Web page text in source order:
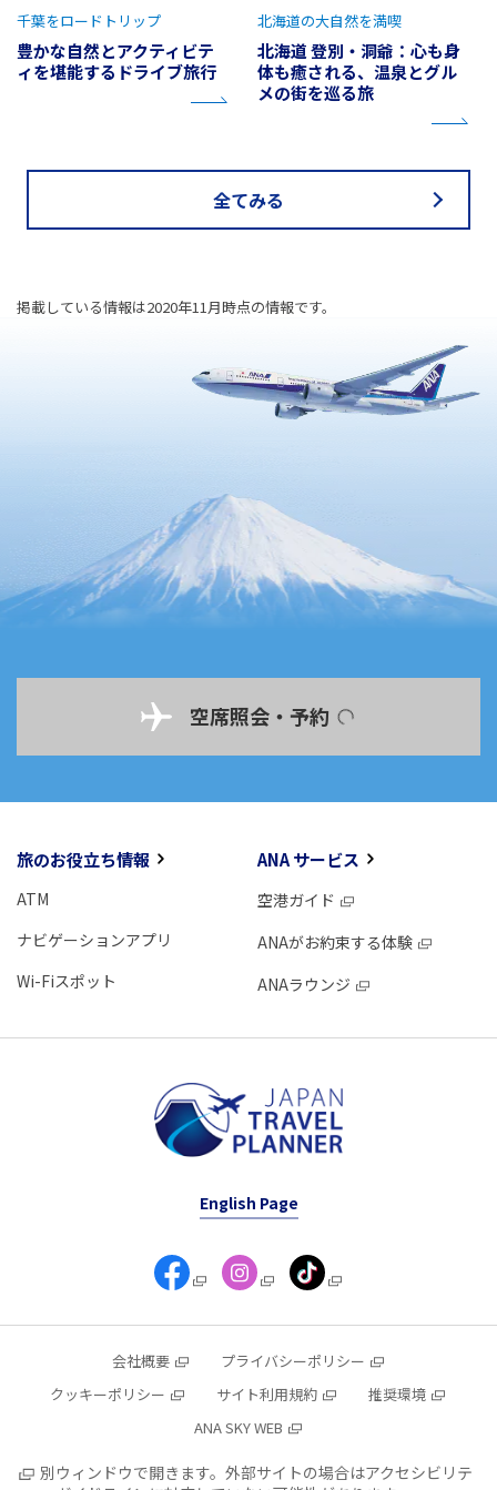
豊かな自然とアクティビテ
ィを堪能するドライブ旅行
千葉をロードトリップ
北海道 登別・洞爺：心も身
体も癒される、温泉とグル
メの街を巡る旅
北海道の大自然を満喫
全てみる
掲載している情報は2020年11月時点の情報です。
空席照会・予約
旅のお役立ち情報
ATM
ナビゲーションアプリ
Wi-Fiスポット
ANA サービス
空港ガイド
ANAがお約束する体験
ANAラウンジ
English Page
会社概要
プライバシーポリシー
クッキーポリシー
サイト利用規約
推奨環境
ANA SKY WEB
別ウィンドウで開きます。外部サイトの場合はアクセシビリテ